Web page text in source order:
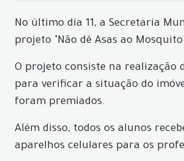
No último dia 11, a Secretaria
projeto "Não dê Asas ao
O projeto consiste na realização
para verificar a situação do
foram premiados.
Além disso, todos os alunos
aparelhos celulares para os